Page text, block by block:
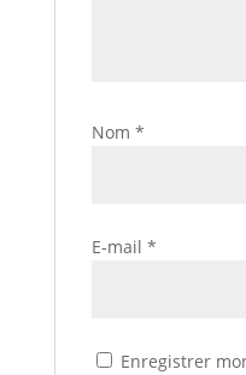
Nom *
E-mail *
Enregistrer